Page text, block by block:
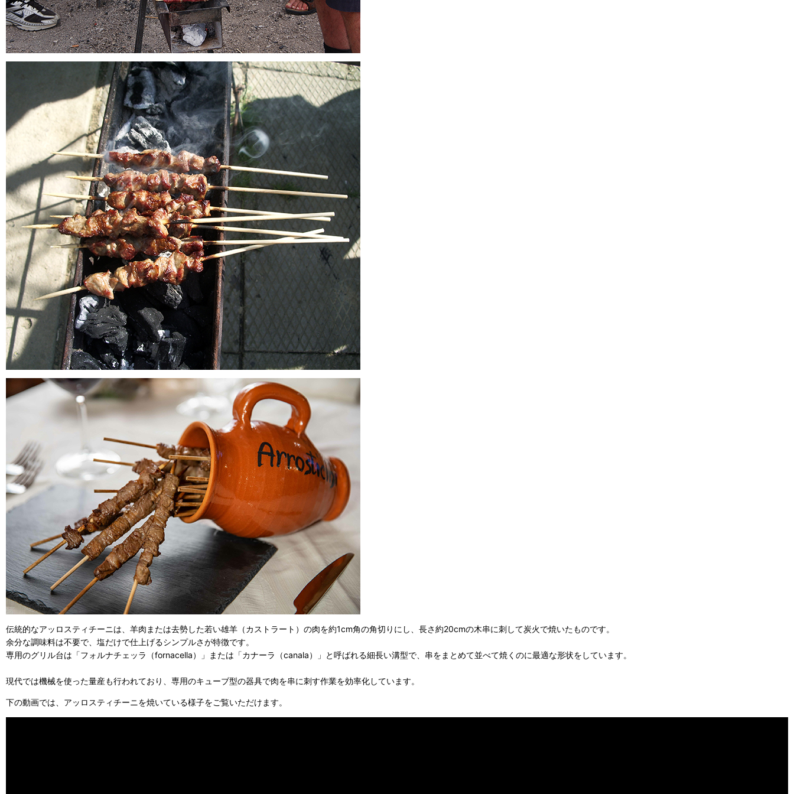
伝統的なアッロスティチーニは、羊肉または去勢した若い雄羊（カストラート）の肉を約1cm角の角切りにし、長さ約20cmの木串に刺して炭火で焼いたものです。
余分な調味料は不要で、塩だけで仕上げるシンプルさが特徴です。
専用のグリル台は「フォルナチェッラ（fornacella）」または「カナーラ（canala）」と呼ばれる細長い溝型で、串をまとめて並べて焼くのに最適な形状をしています。
現代では機械を使った量産も行われており、専用のキューブ型の器具で肉を串に刺す作業を効率化しています。
下の動画では、アッロスティチーニを焼いている様子をご覧いただけます。